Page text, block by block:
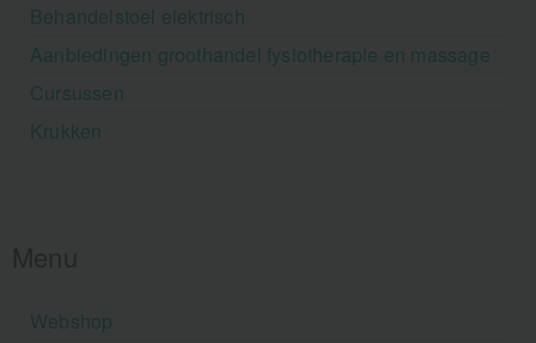
Behandelstoel elektrisch
Aanbiedingen groothandel fysiotherapie en massage
Cursussen
Krukken
Webshop